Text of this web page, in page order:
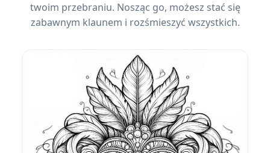
twoim przebraniu. Nosząc go, możesz stać się
zabawnym klaunem i rozśmieszyć wszystkich.